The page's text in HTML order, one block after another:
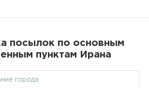
посылок по основным
пунктам Ирана